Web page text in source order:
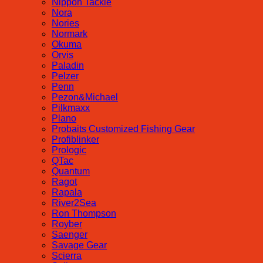
Nora
Nories
Normark
Okuma
Orvis
Paladin
Pelzer
Penn
Pezon&Michael
Pilkmaxx
Plano
Probaits Customized Fishing Gear
Profiblinker
Prologic
QTac
Quantum
Ragot
Rapala
River2Sea
Ron Thompson
Royber
Saenger
Savage Gear
Scierra